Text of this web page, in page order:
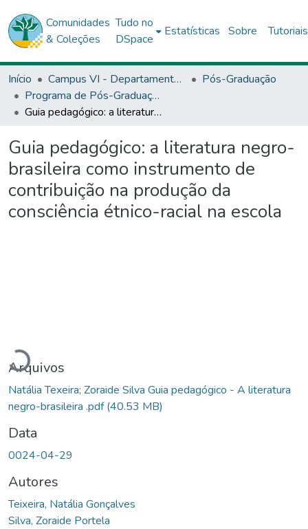
Comunidades
& Coleções
Tudo no
DSpace
Estatísticas Sobre Tutoriais
Início Campus VI - Departamento de Ciências Humanas (DCH) - Caetité
Pós-Graduação
Programa de Pós-Graduação Stricto Sensu (Mestrado Profissional) em Ensino, Linguagem e Sociedade (PPGELS)
Guia pedagógico: a literatura negro-brasileira como instrumento de contribuição na produção da consciência étnico-racial na escola
Guia pedagógico: a literatura negro-
brasileira como instrumento de
contribuição na produção da
consciência étnico-racial na escola
Carregando...
Arquivos
Natália Texeira; Zoraide Silva Guia pedagógico - A literatura
negro-brasileira .pdf(40.53 MB)
Data
0024-04-29
Autores
Teixeira, Natália Gonçalves
Silva, Zoraide Portela